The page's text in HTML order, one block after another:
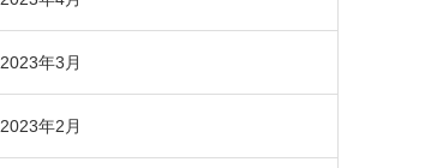
2023年3月
2023年2月